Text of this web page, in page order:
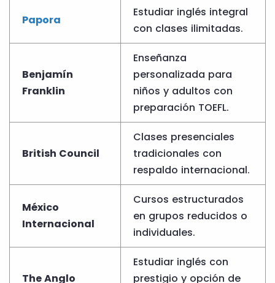
Papora
Estudiar inglés integral
con clases ilimitadas.
Benjamín
Franklin
Enseñanza
personalizada para
niños y adultos con
preparación TOEFL.
British Council
Clases presenciales
tradicionales con
respaldo internacional.
México
Internacional
Cursos estructurados
en grupos reducidos o
individuales.
The Anglo
Estudiar inglés con
prestigio y opción de